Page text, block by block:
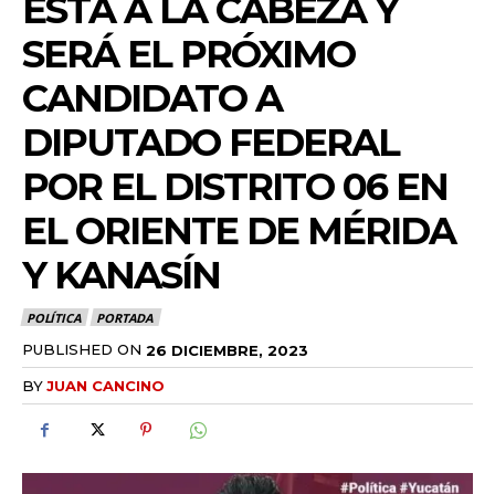
ESTÁ A LA CABEZA Y
SERÁ EL PRÓXIMO
CANDIDATO A
DIPUTADO FEDERAL
POR EL DISTRITO 06 EN
EL ORIENTE DE MÉRIDA
Y KANASÍN
POLÍTICA PORTADA
PUBLISHED ON 26 DICIEMBRE, 2023
BYJUAN CANCINO